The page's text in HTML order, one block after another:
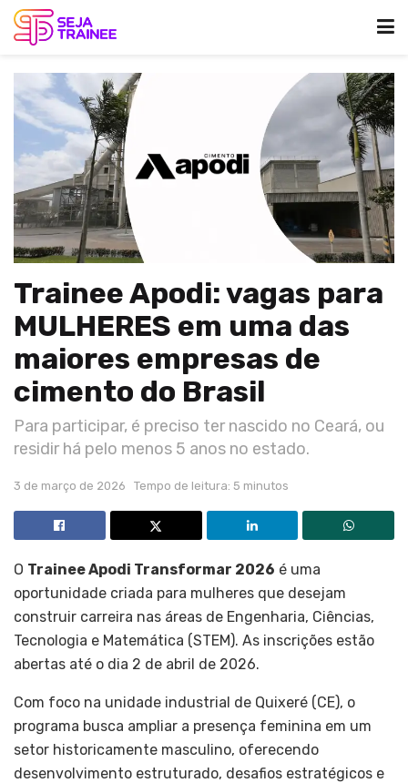
Trainee Apodi: vagas para
MULHERES em uma das
maiores empresas de
cimento do Brasil
Para participar, é preciso ter nascido no Ceará, ou
residir há pelo menos 5 anos no estado.
3 de março de 2026 Tempo de leitura: 5 minutos
O Trainee Apodi Transformar 2026 é uma
oportunidade criada para mulheres que desejam
construir carreira nas áreas de Engenharia, Ciências,
Tecnologia e Matemática (STEM). As inscrições estão
abertas até o dia 2 de abril de 2026.
Com foco na unidade industrial de Quixeré (CE), o
programa busca ampliar a presença feminina em um
setor historicamente masculino, oferecendo
desenvolvimento estruturado, desafios estratégicos e